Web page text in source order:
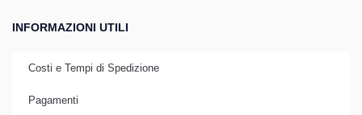
INFORMAZIONI UTILI
Costi e Tempi di Spedizione
Pagamenti